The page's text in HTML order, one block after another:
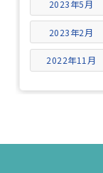
2023年5月
2023年2月
2022年11月